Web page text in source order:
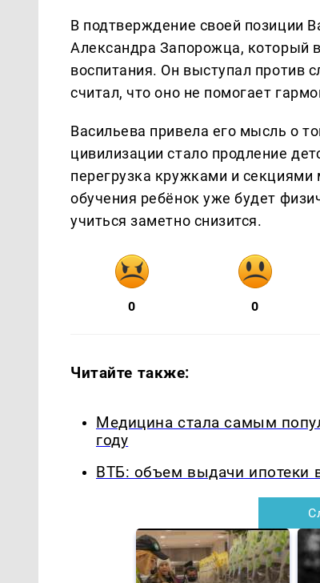
В подтверждение своей позиции
Александра Запорожца, который
воспитания. Он выступал против
считал, что оно не помогает
Васильева привела его мысль о
цивилизации стало продление
перегрузка кружками и секциями
обучения ребёнок уже будет
учиться заметно снизится.
0 0
Читайте также:
Медицина стала самым
году
ВТБ: объем выдачи ипотеки